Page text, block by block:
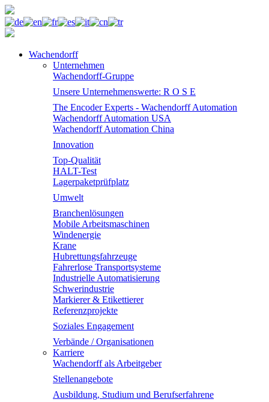
Wachendorff
Unternehmen
Wachendorff-Gruppe
Unsere Unternehmenswerte: R O S E
The Encoder Experts - Wachendorff Automation
Wachendorff Automation USA
Wachendorff Automation China
Innovation
Top-Qualität
HALT-Test
Lagerpaketprüfplatz
Umwelt
Branchenlösungen
Mobile Arbeitsmaschinen
Windenergie
Krane
Hubrettungsfahrzeuge
Fahrerlose Transportsysteme
Industrielle Automatisierung
Schwerindustrie
Markierer & Etikettierer
Referenzprojekte
Soziales Engagement
Verbände / Organisationen
Karriere
Wachendorff als Arbeitgeber
Stellenangebote
Ausbildung, Studium und Berufserfahrene